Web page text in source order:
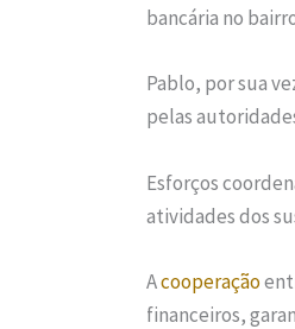
bancária no
Pablo, por sua
pelas
Esforços
atividades dos
Acooperação
financeiros,